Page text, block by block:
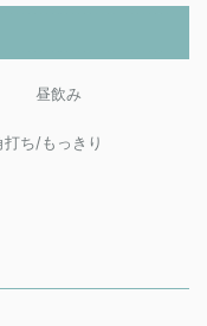
昼飲み
打ち/もっきり